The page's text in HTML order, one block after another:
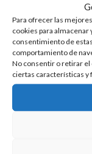
Para ofrecer las
cookies para almacenar
consentimiento de
comportamiento de
No consentir o retirar
ciertas características y
Compatible con
informes.
Instalación rápida
Evita
Productos